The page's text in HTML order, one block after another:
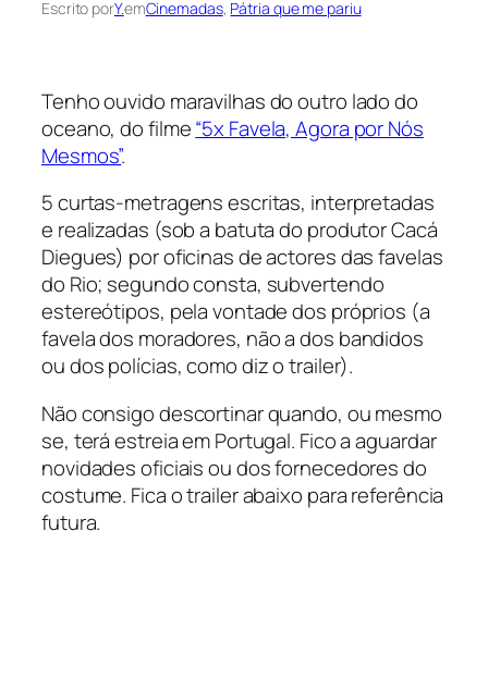
Escrito porY.emCinemadas, Pátria que me pariu
Tenho ouvido maravilhas do outro lado do
oceano, do filme“5x Favela, Agora por Nós
Mesmos”.
5 curtas-metragens escritas, interpretadas
e realizadas (sob a batuta do produtor Cacá
Diegues) por oficinas de actores das favelas
do Rio; segundo consta, subvertendo
estereótipos, pela vontade dos próprios (a
favela dos moradores, não a dos bandidos
ou dos polícias, como diz o trailer).
Não consigo descortinar quando, ou mesmo
se, terá estreia em Portugal. Fico a aguardar
novidades oficiais ou dos fornecedores do
costume. Fica o trailer abaixo para referência
futura.